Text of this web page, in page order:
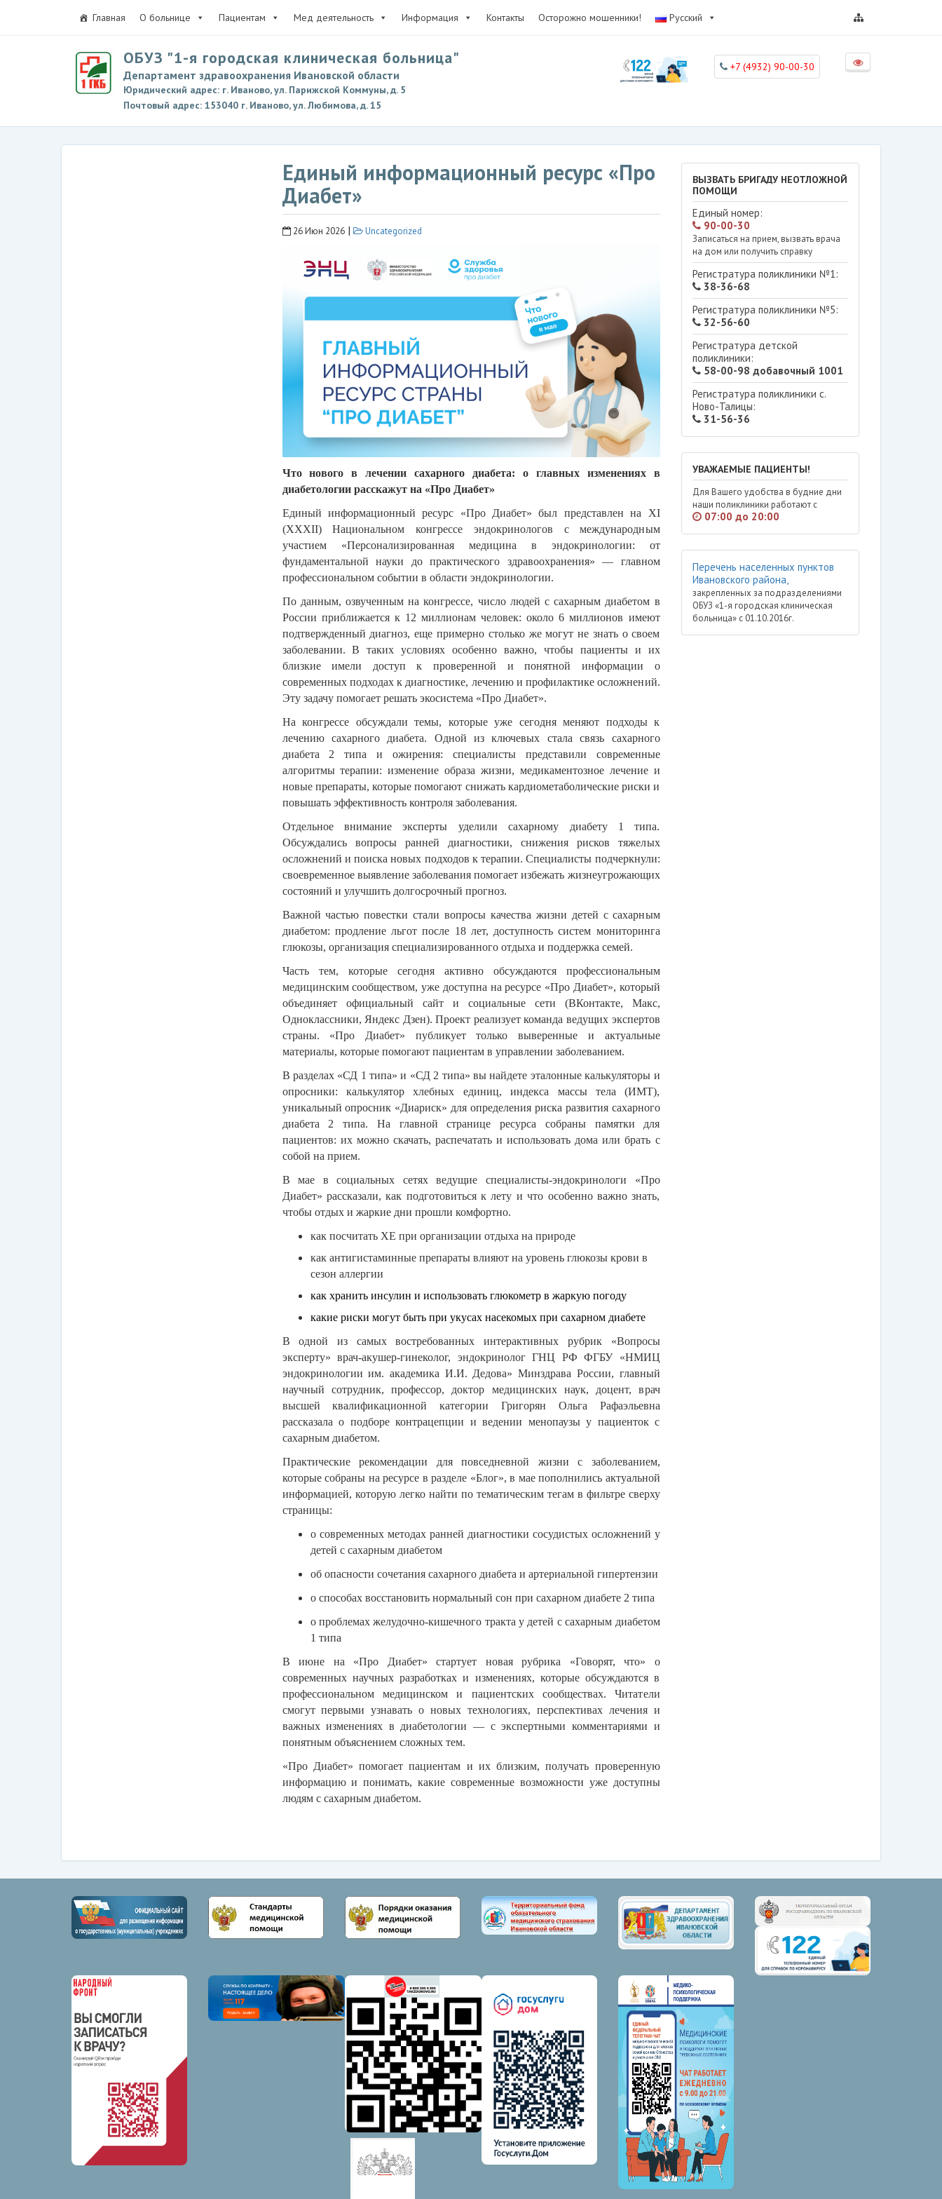
Главная О больнице Пациентам Мед деятельность Информация Контакты Осторожно мошенники! Русский
ОБУЗ "1-я городская клиническая больница"
Департамент здравоохранения Ивановской области
Юридический адрес: г. Иваново, ул. Парижской Коммуны, д. 5
Почтовый адрес: 153040 г. Иваново, ул. Любимова, д. 15
+7 (4932) 90-00-30
Единый информационный ресурс «Про
Диабет»
26 Июн 2026| Uncategorized
Что нового в лечении сахарного диабета: о главных изменениях в
диабетологии расскажут на «Про Диабет»
Единый информационный ресурс «Про Диабет» был представлен на XI
(XXXII) Национальном конгрессе эндокринологов с международным
участием «Персонализированная медицина в эндокринологии: от
фундаментальной науки до практического здравоохранения» — главном
профессиональном событии в области эндокринологии.
По данным, озвученным на конгрессе, число людей с сахарным диабетом в
России приближается к 12 миллионам человек: около 6 миллионов имеют
подтвержденный диагноз, еще примерно столько же могут не знать о своем
заболевании. В таких условиях особенно важно, чтобы пациенты и их
близкие имели доступ к проверенной и понятной информации о
современных подходах к диагностике, лечению и профилактике осложнений.
Эту задачу помогает решать экосистема «Про Диабет».
На конгрессе обсуждали темы, которые уже сегодня меняют подходы к
лечению сахарного диабета. Одной из ключевых стала связь сахарного
диабета 2 типа и ожирения: специалисты представили современные
алгоритмы терапии: изменение образа жизни, медикаментозное лечение и
новые препараты, которые помогают снижать кардиометаболические риски и
повышать эффективность контроля заболевания.
Отдельное внимание эксперты уделили сахарному диабету 1 типа.
Обсуждались вопросы ранней диагностики, снижения рисков тяжелых
осложнений и поиска новых подходов к терапии. Специалисты подчеркнули:
своевременное выявление заболевания помогает избежать жизнеугрожающих
состояний и улучшить долгосрочный прогноз.
Важной частью повестки стали вопросы качества жизни детей с сахарным
диабетом: продление льгот после 18 лет, доступность систем мониторинга
глюкозы, организация специализированного отдыха и поддержка семей.
Часть тем, которые сегодня активно обсуждаются профессиональным
медицинским сообществом, уже доступна на ресурсе «Про Диабет», который
объединяет официальный сайт и социальные сети (ВКонтакте, Макс,
Одноклассники, Яндекс Дзен). Проект реализует команда ведущих экспертов
страны. «Про Диабет» публикует только выверенные и актуальные
материалы, которые помогают пациентам в управлении заболеванием.
В разделах «СД 1 типа» и «СД 2 типа» вы найдете эталонные калькуляторы и
опросники: калькулятор хлебных единиц, индекса массы тела (ИМТ),
уникальный опросник «Диариск» для определения риска развития сахарного
диабета 2 типа. На главной странице ресурса собраны памятки для
пациентов: их можно скачать, распечатать и использовать дома или брать с
собой на прием.
В мае в социальных сетях ведущие специалисты-эндокринологи «Про
Диабет» рассказали, как подготовиться к лету и что особенно важно знать,
чтобы отдых и жаркие дни прошли комфортно.
как посчитать ХЕ при организации отдыха на природе
как антигистаминные препараты влияют на уровень глюкозы крови в
сезон аллергии
как хранить инсулин и использовать глюкометр в жаркую погоду
какие риски могут быть при укусах насекомых при сахарном диабете
В одной из самых востребованных интерактивных рубрик «Вопросы
эксперту» врач-акушер-гинеколог, эндокринолог ГНЦ РФ ФГБУ «НМИЦ
эндокринологии им. академика И.И. Дедова» Минздрава России, главный
научный сотрудник, профессор, доктор медицинских наук, доцент, врач
высшей квалификационной категории Григорян Ольга Рафаэльевна
рассказала о подборе контрацепции и ведении менопаузы у пациенток с
сахарным диабетом.
Практические рекомендации для повседневной жизни с заболеванием,
которые собраны на ресурсе в разделе «Блог», в мае пополнились актуальной
информацией, которую легко найти по тематическим тегам в фильтре сверху
страницы:
о современных методах ранней диагностики сосудистых осложнений у
детей с сахарным диабетом
об опасности сочетания сахарного диабета и артериальной гипертензии
о способах восстановить нормальный сон при сахарном диабете 2 типа
о проблемах желудочно-кишечного тракта у детей с сахарным диабетом
1 типа
В июне на «Про Диабет» стартует новая рубрика «Говорят, что» о
современных научных разработках и изменениях, которые обсуждаются в
профессиональном медицинском и пациентских сообществах. Читатели
смогут первыми узнавать о новых технологиях, перспективах лечения и
важных изменениях в диабетологии — с экспертными комментариями и
понятным объяснением сложных тем.
«Про Диабет» помогает пациентам и их близким, получать проверенную
информацию и понимать, какие современные возможности уже доступны
людям с сахарным диабетом.
ВЫЗВАТЬ БРИГАДУ НЕОТЛОЖНОЙ
ПОМОЩИ
Единый номер:
90-00-30
Записаться на прием, вызвать врача
на дом или получить справку
Регистратура поликлиники №1:
38-36-68
Регистратура поликлиники №5:
32-56-60
Регистратура детской
поликлиники:
58-00-98 добавочный 1001
Регистратура поликлиники с.
Ново-Талицы:
31-56-36
УВАЖАЕМЫЕ ПАЦИЕНТЫ!
Для Вашего удобства в будние дни
наши поликлиники работают с
07:00 до 20:00
Перечень населенных пунктов
Ивановского района,
закрепленных за подразделениями
ОБУЗ «1-я городская клиническая
больница» с 01.10.2016г.